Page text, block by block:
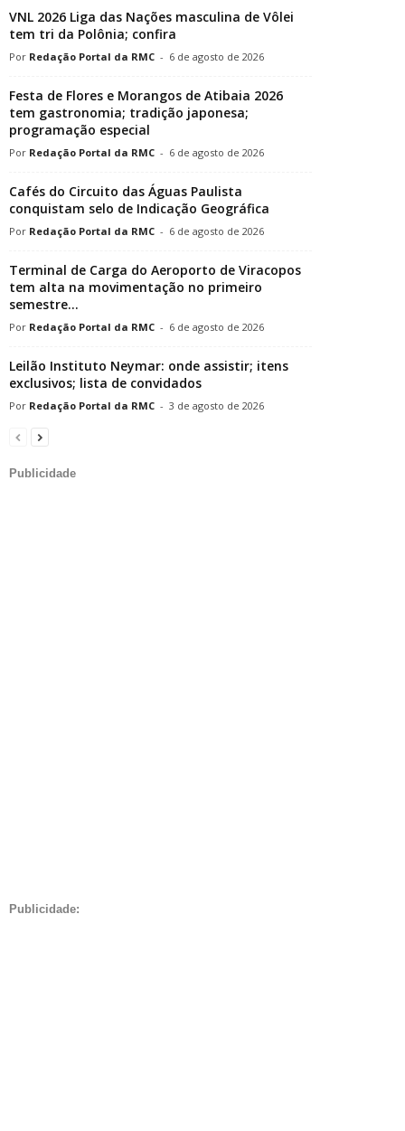
VNL 2026 Liga das Nações masculina de Vôlei
tem tri da Polônia; confira
Redação Portal da RMC - 6 de agosto de 2026
Festa de Flores e Morangos de Atibaia 2026
tem gastronomia; tradição japonesa;
programação especial
Redação Portal da RMC - 6 de agosto de 2026
Cafés do Circuito das Águas Paulista
conquistam selo de Indicação Geográfica
Redação Portal da RMC - 6 de agosto de 2026
Terminal de Carga do Aeroporto de Viracopos
tem alta na movimentação no primeiro
semestre...
Redação Portal da RMC - 6 de agosto de 2026
Leilão Instituto Neymar: onde assistir; itens
exclusivos; lista de convidados
Redação Portal da RMC - 3 de agosto de 2026
Publicidade
Publicidade: